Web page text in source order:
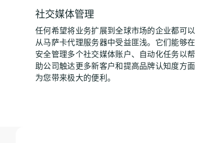
社交媒体管理
任何希望将业务扩展到全球市场的企业都可以
从马萨卡代理服务器中受益匪浅。它们能够在
安全管理多个社交媒体账户、自动化任务以帮
助公司触达更多新客户和提高品牌认知度方面
为您带来极大的便利。